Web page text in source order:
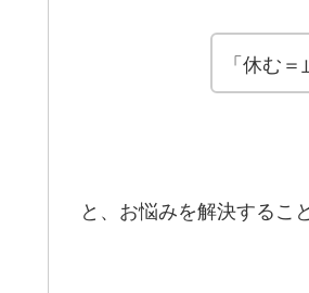
「休む
と、お悩みを解決するこ